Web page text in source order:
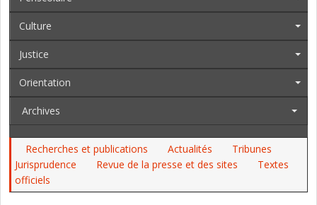
Culture
Justice
Orientation
Archives
Recherches et publications Actualités
Tribunes
Jurisprudence
Revue de la presse et des sites
Textes
officiels